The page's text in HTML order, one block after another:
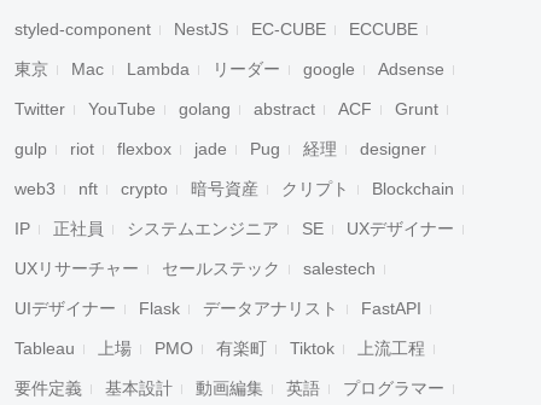
styled-component NestJS EC-CUBE ECCUBE
東京 Mac Lambda リーダー google Adsense
Twitter YouTube golang abstract ACF Grunt
gulp riot flexbox jade Pug 経理 designer
web3 nft crypto 暗号資産 クリプト Blockchain
IP 正社員 システムエンジニア SE UXデザイナー
UXリサーチャー セールステック salestech
UIデザイナー Flask データアナリスト FastAPI
Tableau 上場 PMO 有楽町 Tiktok 上流工程
要件定義 基本設計 動画編集 英語 プログラマー